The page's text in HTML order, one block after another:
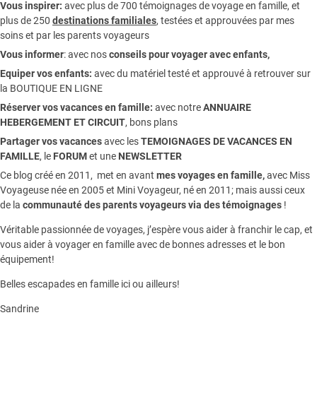
Vous inspirer: avec plus de 700 témoignages devoyage en famille, et
plus de 250 destinations familiales, testées et approuvées par mes
soins et par les parents voyageurs
Vous informer:avec nosconseils pour voyager avec enfants,
Equiper vos enfants: avec du matériel testé et approuvé à retrouver sur
la BOUTIQUE EN LIGNE
Réserver vos vacances en famille: avec notreANNUAIRE
HEBERGEMENT ET CIRCUIT, bons plans
Partager vos vacancesavec lesTEMOIGNAGES DE VACANCES EN
FAMILLE, le FORUMet une NEWSLETTER
Ce blog créé en 2011, met en avant mes voyages en famille,avec Miss
Voyageuse née en 2005 et Mini Voyageur, né en 2011; mais aussi ceux
de la communauté des parents voyageurs via des témoignages !
Véritable passionnée de voyages, j’espère vous aider à franchir le cap, et
vous aider à voyager en famille avec de bonnes adresses et le bon
équipement!
Belles escapades en famille ici ou ailleurs!
Sandrine